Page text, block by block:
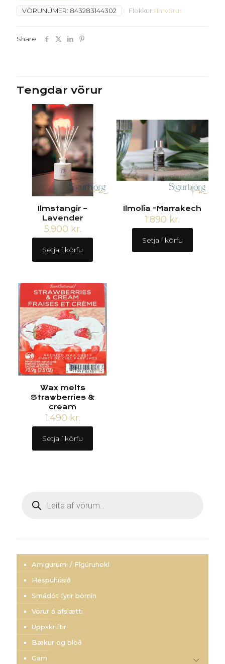
VÖRUNÚMER: 843283144302 Flokkur: Ilmvörur
Share
Tengdar vörur
Ilmstangir –
Lavender
5.900 kr.
Setja í körfu
Ilmolía -Marrakech
1.890 kr.
Setja í körfu
Wax melts
Strawberries &
cream
1.490 kr.
Setja í körfu
search
Amigurumi / Fígúruhekl
Hespuhúsið
Smádót fyrir börnin
Vörur á afslætti
Uppskriftir
Bækur og blöð
Garn